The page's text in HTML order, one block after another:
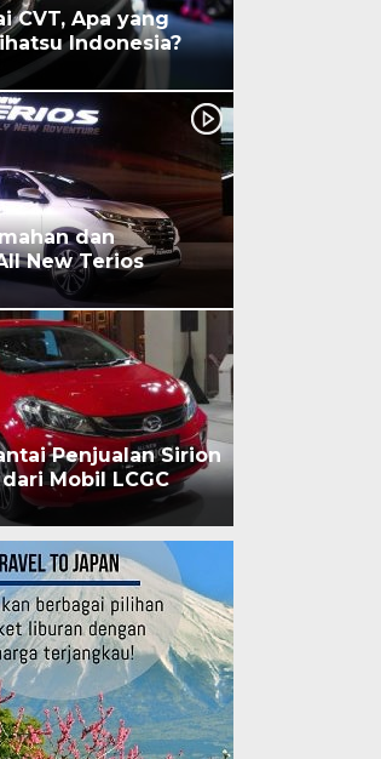
CVT, Apa yang
Indonesia?
dan
New Terios
Penjualan Sirion
Mobil LCGC